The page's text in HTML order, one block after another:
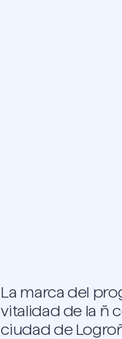
La marca del
vitalidad de la ñ
ciudad de